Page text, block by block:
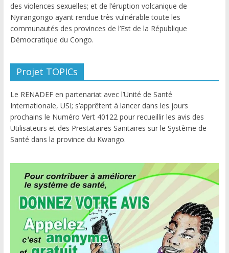
des violences sexuelles; et de l’éruption volcanique de
Nyirangongo ayant rendue très vulnérable toute les
communautés des provinces de l’Est de la République
Démocratique du Congo.
Projet TOPICs
Le RENADEF en partenariat avec l’Unité de Santé
Internationale, USI; s’apprêtent à lancer dans les jours
prochains le Numéro Vert 40122 pour recueillir les avis des
Utilisateurs et des Prestataires Sanitaires sur le Système de
Santé dans la province du Kwango.